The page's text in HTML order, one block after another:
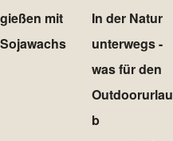
gießen mit
Sojawachs
In der Natur
unterwegs -
was für den
Outdoorurlau
b